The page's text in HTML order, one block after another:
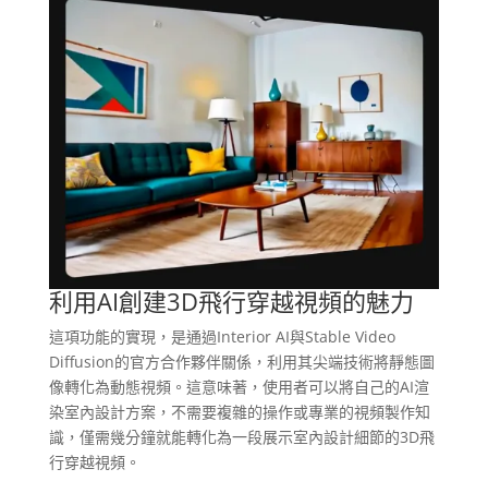
利用AI創建3D飛行穿越視頻的魅力
這項功能的實現，是通過Interior AI與Stable Video
Diffusion的官方合作夥伴關係，利用其尖端技術將靜態圖
像轉化為動態視頻。這意味著，使用者可以將自己的AI渲
染室內設計方案，不需要複雜的操作或專業的視頻製作知
識，僅需幾分鐘就能轉化為一段展示室內設計細節的3D飛
行穿越視頻。